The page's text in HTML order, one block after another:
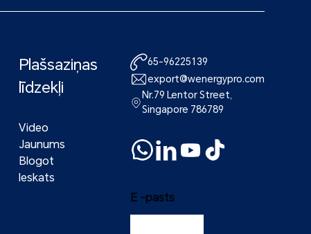
Plašsaziņas
līdzekļi
Video
Jaunums
Blogot
Ieskats
65-96225139
export@wenergypro.com
Nr.79 Lentor Street,
Singapore 786789
E -pasts